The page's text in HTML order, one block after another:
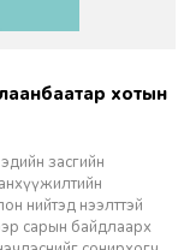
засгийн
нийтэд нээлттэй
сарын байдлаарх